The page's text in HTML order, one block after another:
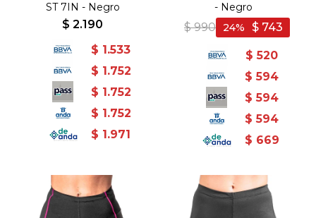
ST 7IN - Negro
$ 2.190
$ 1.533
$ 1.752
$ 1.752
$ 1.752
$ 1.971
- Negro
$ 990 $ 743
24
$ 520
$ 594
$ 594
$ 594
$ 669